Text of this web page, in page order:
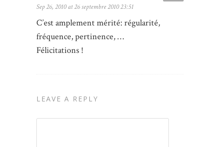
Sep 26, 2010 at 26 septembre 2010 23:51
C’est amplement mérité: régularité,
fréquence, pertinence, …
Félicitations !
LEAVE A REPLY